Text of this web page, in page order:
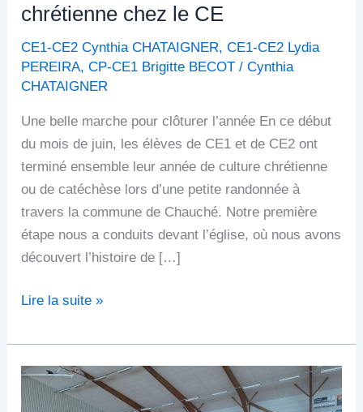
chrétienne chez le CE
CE1-CE2 Cynthia CHATAIGNER,CE1-CE2 Lydia
PEREIRA,CP-CE1 Brigitte BECOT /Cynthia
CHATAIGNER
Une belle marche pour clôturer l’année En ce début
du mois de juin, les élèves de CE1 et de CE2 ont
terminé ensemble leur année de culture chrétienne
ou de catéchèse lors d’une petite randonnée à
travers la commune de Chauché. Notre première
étape nous a conduits devant l’église, où nous avons
découvert l’histoire de […]
CE
Lire la suite »
Apprendre
à